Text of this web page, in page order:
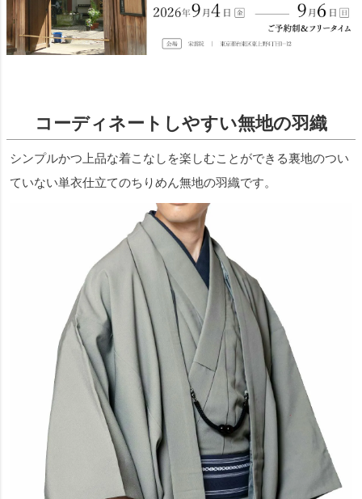
コーディネートしやすい無地の羽織
シンプルかつ上品な着こなしを楽しむことができる裏地のつい
ていない単衣仕立てのちりめん無地の羽織です。